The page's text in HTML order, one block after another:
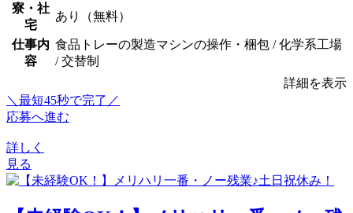
寮・社
宅
あり（無料）
仕事内
容
食品トレーの製造マシンの操作・梱包 / 化学系工場
/ 交替制
詳細を表示
＼最短45秒で完了／
応募へ進む
詳しく
見る